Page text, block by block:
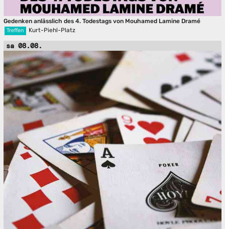
Gedenken anlässlich des 4. Todestags von Mouhamed Lamine Dramé
Treffen Kurt-Piehl-Platz
sa 08.08.